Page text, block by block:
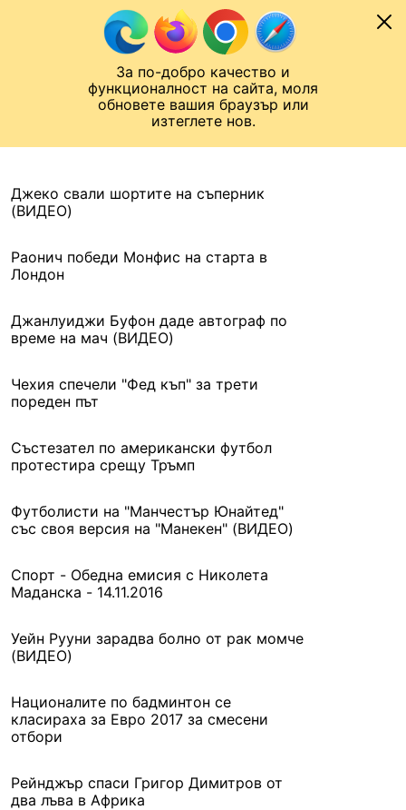
За по-добро качество и
функционалност на сайта, моля
обновете вашия браузър или
изтеглете нов.
Към съдържанието
Лига на Конференциите
Джеко свали шортите на съперник
(ВИДЕО)
Раонич победи Монфис на старта в
Лондон
Джанлуиджи Буфон даде автограф по
време на мач (ВИДЕО)
Чехия спечели "Фед къп" за трети
пореден път
Състезател по американски футбол
протестира срещу Тръмп
Футболисти на "Манчестър Юнайтед"
със своя версия на "Манекен" (ВИДЕО)
Спорт - Обедна емисия с Николета
Маданска - 14.11.2016
Уейн Рууни зарадва болно от рак момче
(ВИДЕО)
Националите по бадминтон се
класираха за Евро 2017 за смесени
отбори
Рейнджър спаси Григор Димитров от
два лъва в Африка